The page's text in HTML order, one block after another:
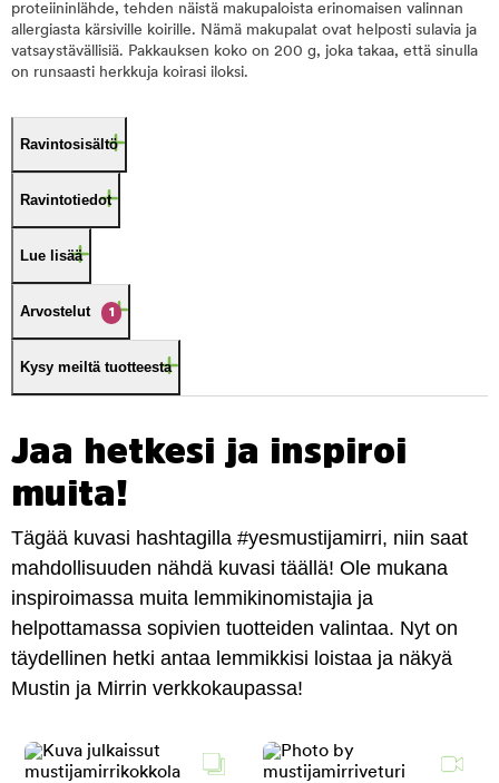
proteiininlähde, tehden näistä makupaloista erinomaisen valinnan
allergiasta kärsiville koirille. Nämä makupalat ovat helposti sulavia ja
vatsaystävällisiä. Pakkauksen koko on 200 g, joka takaa, että sinulla
on runsaasti herkkuja koirasi iloksi.
Ravintosisältö
Ravintotiedot
Lue lisää
Arvostelut 1
Kysy meiltä tuotteesta
Jaa hetkesi ja inspiroi
muita!
Tägää kuvasi hashtagilla #yesmustijamirri, niin saat
mahdollisuuden nähdä kuvasi täällä! Ole mukana
inspiroimassa muita lemmikinomistajia ja
helpottamassa sopivien tuotteiden valintaa. Nyt on
täydellinen hetki antaa lemmikkisi loistaa ja näkyä
Mustin ja Mirrin verkkokaupassa!